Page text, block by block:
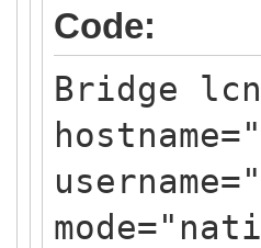
Code:
Bridge